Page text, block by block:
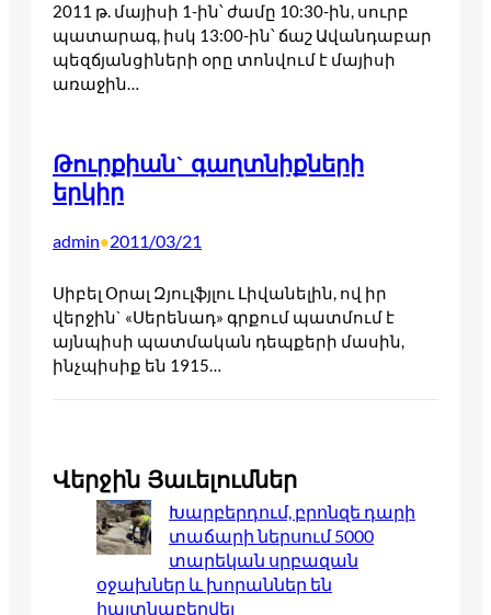
2011 թ. մայիսի 1-ին՝ ժամը 10:30-ին, սուրբ
պատարագ, իսկ 13:00-ին՝ ճաշ Ավանդաբար
պեզճյանցիների օրը տոնվում է մայիսի
առաջին…
Թուրքիան` գաղտնիքների
երկիր
admin•2011/03/21
Սիբել Օրալ Զյուլֆյլու Լիվանելին, ով իր
վերջին` «Սերենադ» գրքում պատմում է
այնպիսի պատմական դեպքերի մասին,
ինչպիսիք են 1915…
Վերջին Յաւելումներ
Խարբերդում, բրոնզե դարի
տաճարի ներսում 5000
տարեկան սրբազան
օջախներ և խորաններ են
հայտնաբերվել